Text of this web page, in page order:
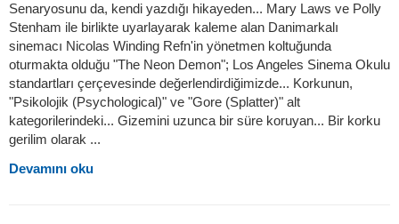
Senaryosunu da, kendi yazdığı hikayeden... Mary Laws ve Polly
Stenham ile birlikte uyarlayarak kaleme alan Danimarkalı
sinemacı Nicolas Winding Refn'in yönetmen koltuğunda
oturmakta olduğu "The Neon Demon"; Los Angeles Sinema Okulu
standartları çerçevesinde değerlendirdiğimizde... Korkunun,
"Psikolojik (Psychological)" ve "Gore (Splatter)" alt
kategorilerindeki... Gizemini uzunca bir süre koruyan... Bir korku
gerilim olarak ...
Devamını oku